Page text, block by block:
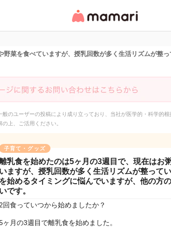
リ・情報サイト
菜を食べていますが、授乳回数が多く生活リズムが整
のユーザーの投稿により成り立っており、当社が医学的・科学的根
の上、ご活用ください。
子育て・グッズ
乳食を始めたのは5ヶ月の3週目で、現在はお
いますが、授乳回数が多く生活リズムが整って
を始めるタイミングに悩んでいますが、他の方
いです。
2回食っていつから始めましたか？
ヶ月の3週目で離乳食を始めました。